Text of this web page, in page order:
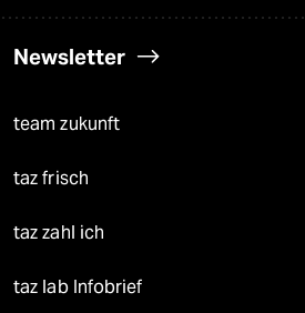
Newsletter
team zukunft
taz frisch
taz zahl ich
taz lab Infobrief